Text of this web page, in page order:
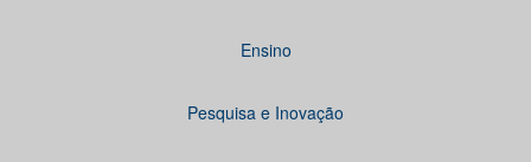
Ensino
Pesquisa e Inovação